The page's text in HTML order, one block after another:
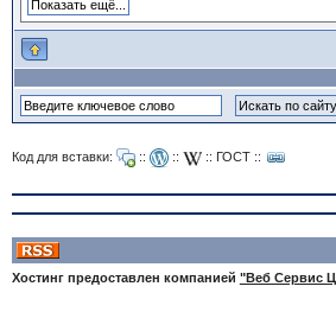
Код для вставки: :: :: :: ГОСТ::
Хостинг предоставлен компанией "Веб Сервис